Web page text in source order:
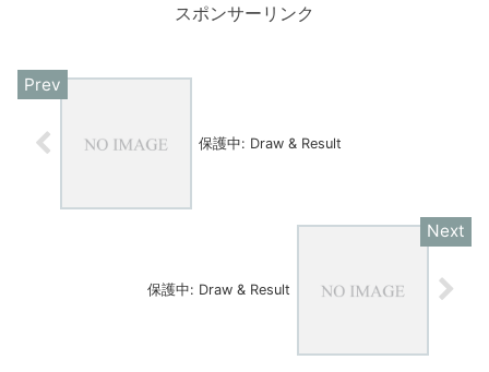
スポンサーリンク
保護中: Draw & Result
保護中: Draw & Result